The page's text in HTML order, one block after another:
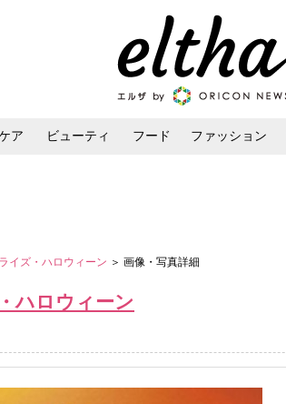
ア ビューティ フード ファッション
イズ・ハロウィーン ＞ 画像・写真詳細
ハロウィーン